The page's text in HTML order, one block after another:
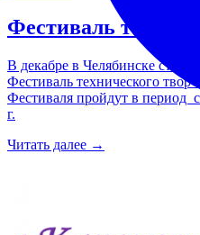
Фестиваль
В декабре в Челябинске
Фестиваль технического
Фестиваля пройдут в период с
г.
Читать далее →